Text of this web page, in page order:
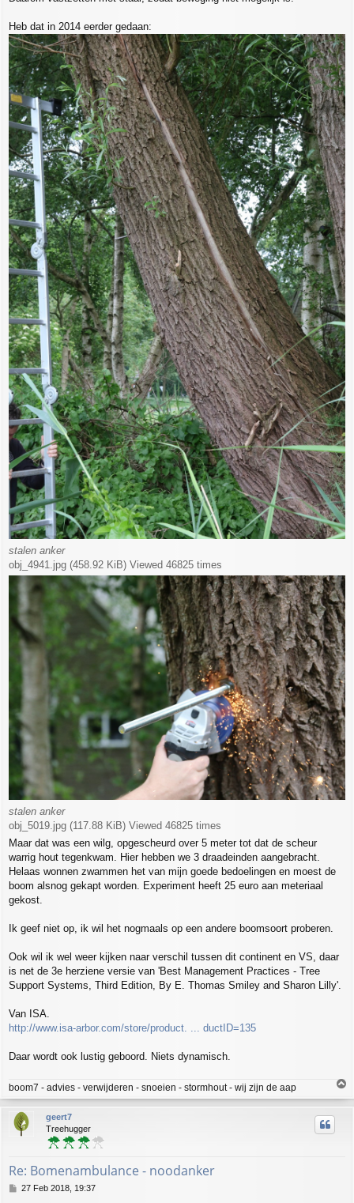
Heb dat in 2014 eerder gedaan:
stalen anker
obj_4941.jpg (458.92 KiB) Viewed 46825 times
stalen anker
obj_5019.jpg (117.88 KiB) Viewed 46825 times
Maar dat was een wilg, opgescheurd over 5 meter tot dat de scheur
warrig hout tegenkwam. Hier hebben we 3 draadeinden aangebracht.
Helaas wonnen zwammen het van mijn goede bedoelingen en moest de
boom alsnog gekapt worden. Experiment heeft 25 euro aan meteriaal
gekost.
Ik geef niet op, ik wil het nogmaals op een andere boomsoort proberen.
Ook wil ik wel weer kijken naar verschil tussen dit continent en VS, daar
is net de 3e herziene versie van 'Best Management Practices - Tree
Support Systems, Third Edition, By E. Thomas Smiley and Sharon Lilly'.
Van ISA.
http://www.isa-arbor.com/store/product. ... ductID=135
Daar wordt ook lustig geboord. Niets dynamisch.
boom7 - advies - verwijderen - snoeien - stormhout - wij zijn de aap
o
p
geert7
Treehugger
Re: Bomenambulance - noodanker
P27 Feb 2018, 19:37